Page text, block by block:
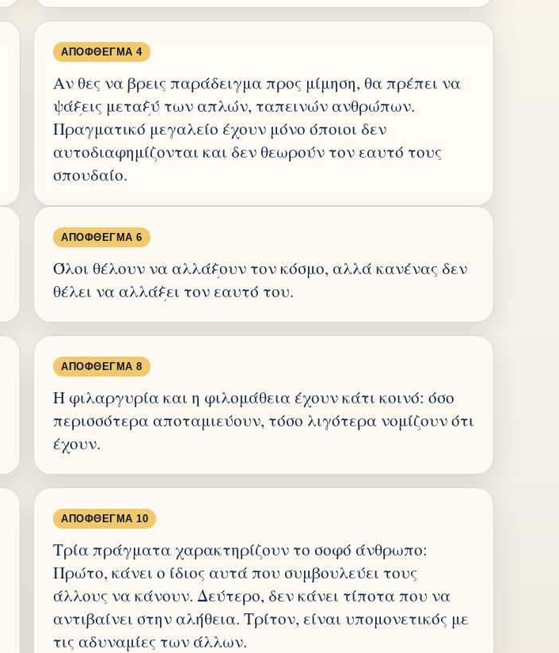
ΑΠΌΦΘΕΓΜΑ 4
Αν θες να βρεις παράδειγμα προς μίμηση, θα πρέπει να
ψάξεις μεταξύ των απλών, ταπεινών ανθρώπων.
Πραγματικό μεγαλείο έχουν μόνο όποιοι δεν
αυτοδιαφημίζονται και δεν θεωρούν τον εαυτό τους
σπουδαίο.
ΑΠΌΦΘΕΓΜΑ 6
Όλοι θέλουν να αλλάξουν τον κόσμο, αλλά κανένας δεν
θέλει να αλλάξει τον εαυτό του.
ΑΠΌΦΘΕΓΜΑ 8
Η φιλαργυρία και η φιλομάθεια έχουν κάτι κοινό: όσο
περισσότερα αποταμιεύουν, τόσο λιγότερα νομίζουν ότι
έχουν.
ΑΠΌΦΘΕΓΜΑ 10
Τρία πράγματα χαρακτηρίζουν το σοφό άνθρωπο:
Πρώτο, κάνει ο ίδιος αυτά που συμβουλεύει τους
άλλους να κάνουν. Δεύτερο, δεν κάνει τίποτα που να
αντιβαίνει στην αλήθεια. Τρίτον, είναι υπομονετικός με
τις αδυναμίες των άλλων.